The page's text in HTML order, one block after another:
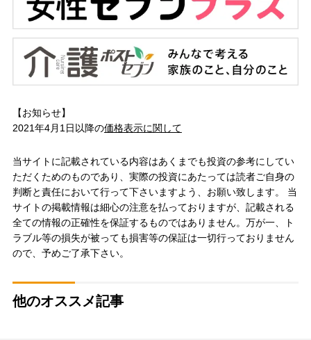
【お知らせ】
2021年4月1日以降の価格表示に関して
当サイトに記載されている内容はあくまでも投資の参考にしてい
ただくためのものであり、実際の投資にあたっては読者ご自身の
判断と責任において行って下さいますよう、お願い致します。 当
サイトの掲載情報は細心の注意を払っておりますが、記載される
全ての情報の正確性を保証するものではありません。万が一、ト
ラブル等の損失が被っても損害等の保証は一切行っておりません
ので、予めご了承下さい。
他のオススメ記事